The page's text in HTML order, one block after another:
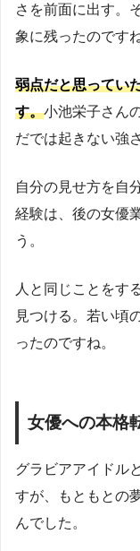
さを前面に出す。
象に残ったのですね
弱点だと思ってい
す。小池栄子さん
だでは起きない強
自分の見せ方を自
経験は、後の女優
う。
人と同じことをす
見つける。若い頃
ったのですね。
女優への本格
グラビアアイドル
すが、もともとの
んでした。